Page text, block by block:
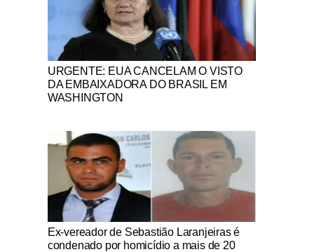
Notícias Católicas
URGENTE: EUA CANCELAM O VISTO
DA EMBAIXADORA DO BRASIL EM
WASHINGTON
Notícias Católicas
Ex-vereador de Sebastião Laranjeiras é
condenado por homicídio a mais de 20